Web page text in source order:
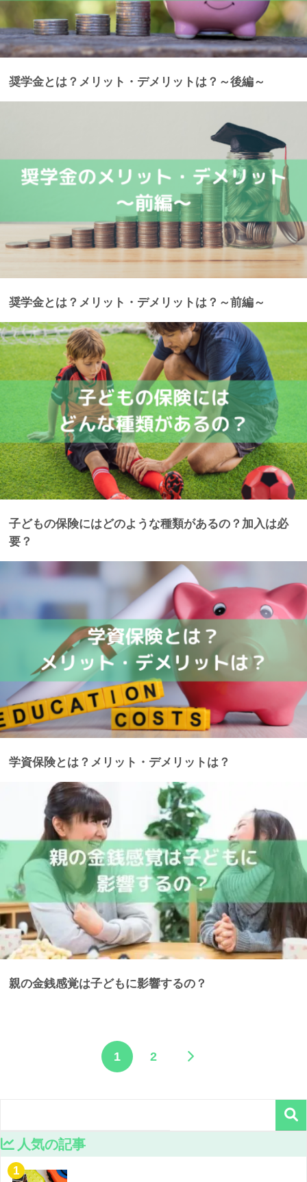
奨学金とは？メリット・デメリットは？～後編～
奨学金とは？メリット・デメリットは？～前編～
子どもの保険にはどのような種類があるの？加入は必
要？
学資保険とは？メリット・デメリットは？
親の金銭感覚は子どもに影響するの？
1 2
人気の記事
1